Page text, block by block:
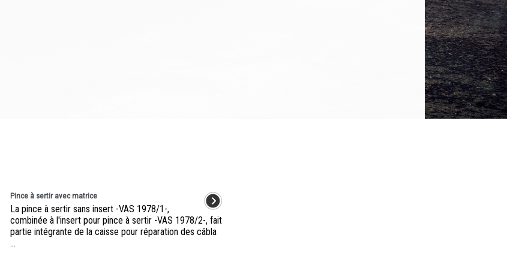
Pince à sertir avec matrice
La pince à sertir sans insert -VAS 1978/1-,
combinée à l'insert pour pince à sertir -VAS 1978/2-, fait
partie intégrante de la caisse pour réparation des câbla
...